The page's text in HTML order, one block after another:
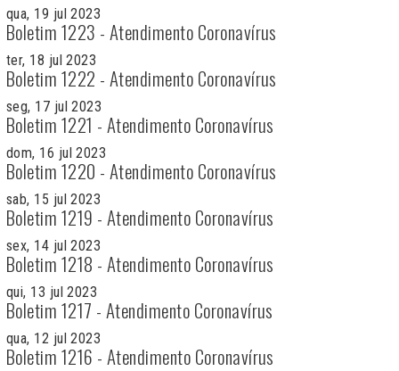
qua, 19 jul 2023
Boletim 1223 - Atendimento Coronavírus
ter, 18 jul 2023
Boletim 1222 - Atendimento Coronavírus
seg, 17 jul 2023
Boletim 1221 - Atendimento Coronavírus
dom, 16 jul 2023
Boletim 1220 - Atendimento Coronavírus
sab, 15 jul 2023
Boletim 1219 - Atendimento Coronavírus
sex, 14 jul 2023
Boletim 1218 - Atendimento Coronavírus
qui, 13 jul 2023
Boletim 1217 - Atendimento Coronavírus
qua, 12 jul 2023
Boletim 1216 - Atendimento Coronavírus